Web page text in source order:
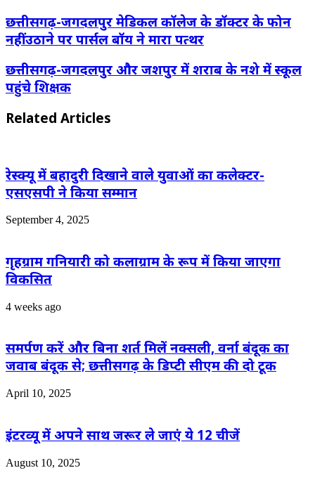
छत्तीसगढ़-जगदलपुर मेडिकल कॉलेज के डॉक्टर के फोन
नहीं उठाने पर पार्सल बॉय ने मारा पत्थर
छत्तीसगढ़-जगदलपुर और जशपुर में शराब के नशे में स्कूल
पहुंचे शिक्षक
Related Articles
रेस्क्यू में बहादुरी दिखाने वाले युवाओं का कलेक्टर-
एसएसपी ने किया सम्मान
September 4, 2025
गृहग्राम गनियारी को कलाग्राम के रूप में किया जाएगा
विकसित
4 weeks ago
समर्पण करें और बिना शर्त मिलें नक्सली, वर्ना बंदूक का
जवाब बंदूक से; छत्तीसगढ़ के डिप्टी सीएम की दो टूक
April 10, 2025
इंटरव्यू में अपने साथ जरूर ले जाएं ये 12 चीजें
August 10, 2025